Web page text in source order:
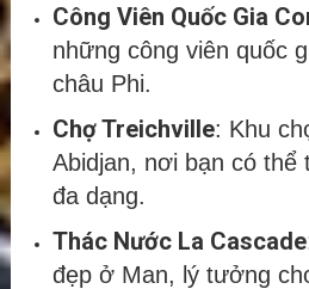
Công Viên Quốc Gia
những công viên quốc
châu Phi.
Chợ Treichville: Khu
Abidjan, nơi bạn có thể
đa dạng.
Thác Nước La Cascade
đẹp ở Man, lý tưởng